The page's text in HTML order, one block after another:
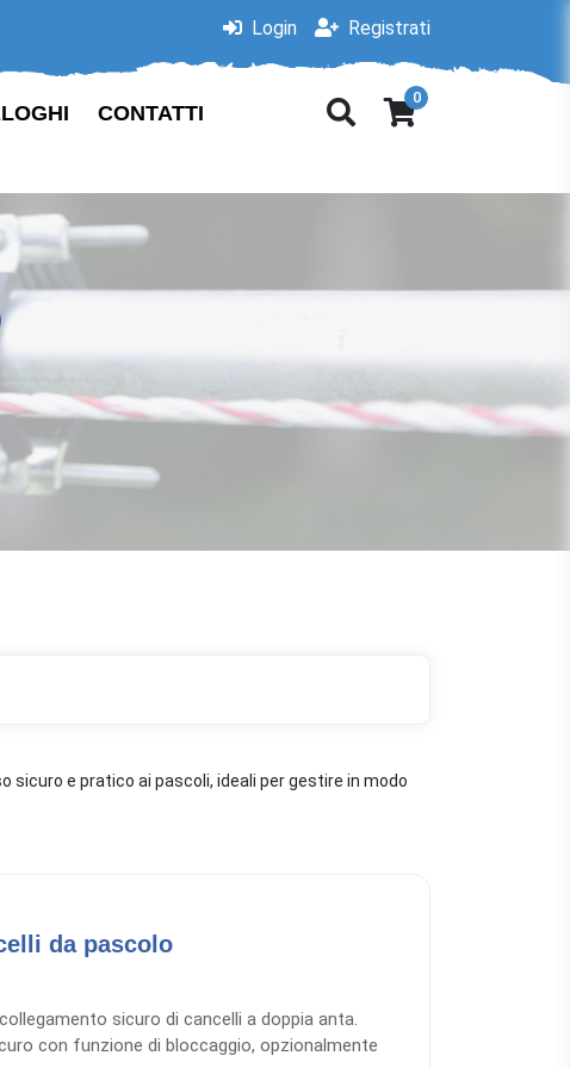
Login Registrati
CONTATTI
0
e pratico ai pascoli, ideali per gestire in modo
da pascolo
sicuro di cancelli a doppia anta.
con funzione di bloccaggio, opzionalmente